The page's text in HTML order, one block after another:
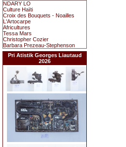
NDARY LO
Culture Haïti
Croix des Bouquets - Noailles
L'Artocarpe
Africultures
Tessa Mars
Christopher Cozier
Barbara Prezeau-Stephenson
Pri Atistik Georges Liautaud
2026